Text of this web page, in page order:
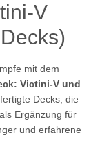
V
mit dem
Victini-V und
Decks, die
Ergänzung für
und erfahrene